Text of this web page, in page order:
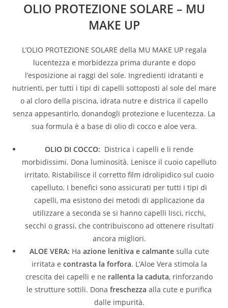
OLIO PROTEZIONE SOLARE – MU
MAKE UP
L’OLIO PROTEZIONE SOLARE della MU MAKE UP regala
lucentezza e morbidezza prima durante e dopo
l’esposizione ai raggi del sole. Ingredienti idratanti e
nutrienti, per tutti i tipi di capelli sottoposti al sole del mare
o al cloro della piscina, idrata nutre e districa il capello
senza appesantirlo, donandogli protezione e lucentezza. La
sua formula è a base di olio di cocco e aloe vera.
OLIO DI COCCO: Districa i capelli e li rende
morbidissimi. Dona luminosità. Lenisce il cuoio capelluto
irritato. Ristabilisce il corretto film idrolipidico sul cuoio
capelluto. I benefici sono assicurati per tutti i tipi di
capelli, ma esistono dei metodi di applicazione da
utilizzare a seconda se si hanno capelli lisci, ricchi,
secchi o grassi, che contribuiscono ad ottenere risultati
ancora migliori.
ALOE VERA: Ha azione lenitiva e calmantesulla cute
irritata e contrasta la forfora. L’Aloe Vera stimola la
crescita dei capelli e ne rallenta la caduta, rinforzando
le strutture sottili. Dona freschezza alla cute e purifica
dalle impurità.